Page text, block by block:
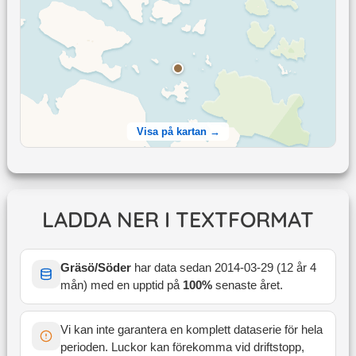
Visa på kartan →
LADDA NER I TEXTFORMAT
Gräsö/Söderhar data sedan 2014-03-29(12 år 4
mån) med en upptid på 100% senaste året.
Vi kan inte garantera en komplett dataserie för hela
perioden. Luckor kan förekomma vid driftstopp,